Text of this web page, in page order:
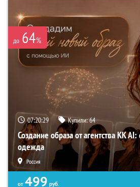
до 64%
07:20:28 Купили:64
Создание образа от агентства KK
одежда
Россия
от 499 руб.